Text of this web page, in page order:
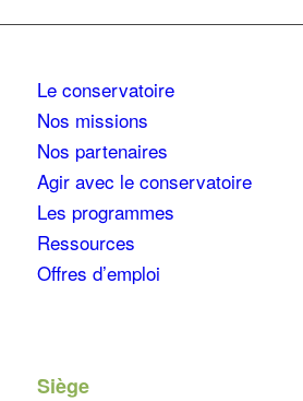
Le conservatoire
Nos missions
Nos partenaires
Agir avec le conservatoire
Les programmes
Ressources
Offres d’emploi
Siège